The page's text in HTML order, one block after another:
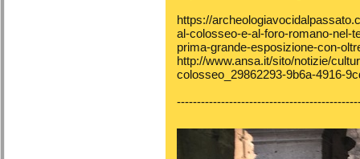
https://
al-colosseo-e-al-foro-romano-nel-
prima-grande-esposizione-con-
http://www.ansa.it/sito/notizie/
colosseo_29862293-9b6a-4916-